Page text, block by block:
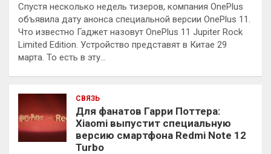
Спустя несколько недель тизеров, компания OnePlus
объявила дату анонса специальной версии OnePlus 11.
Что известно Гаджет назовут OnePlus 11 Jupiter Rock
Limited Edition. Устройство представят в Китае 29
марта. То есть в эту…
СВЯЗЬ
Для фанатов Гарри Поттера:
Xiaomi выпустит специальную
версию смартфона Redmi Note 12
Turbo